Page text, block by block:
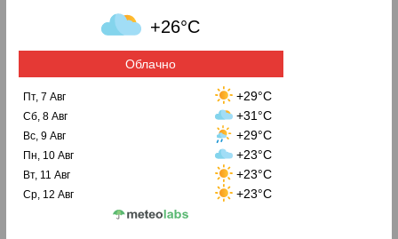
+26°C
Облачно
Пт, 7 Авг +29°C
Сб, 8 Авг +31°C
Вс, 9 Авг +29°C
Пн, 10 Авг +23°C
Вт, 11 Авг +23°C
Ср, 12 Авг +23°C